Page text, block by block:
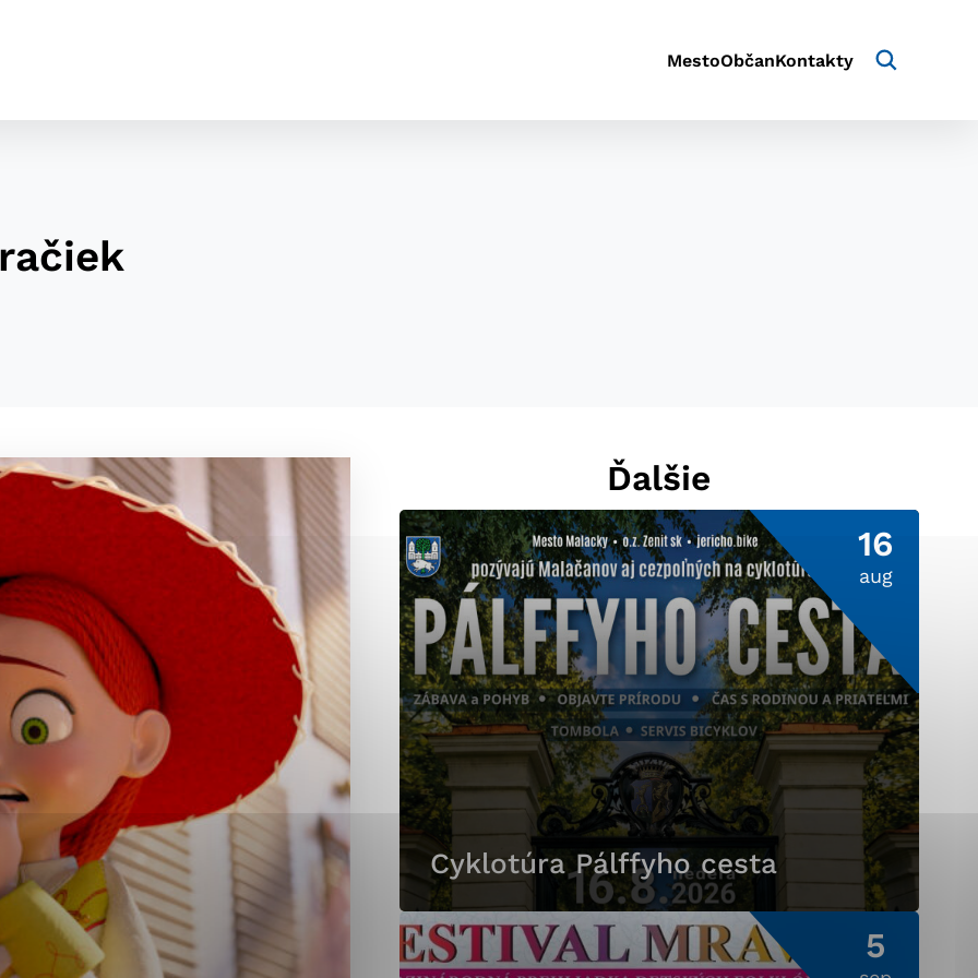
MestoObčanKontakty
Ďalšie
16
aug
Cyklotúra Pálffyho cesta
5
ktorú chcete povoliť
pre prevádzku nevyhnutné a pomáhajú urobiť webové stránky uplatniteľnými
funkcie, ako je navigácia na stránke a prístup k zabezpečeným oblastiam webovej
cookie nemôže web správne fungovať.
prevádzkovateľovi stránok pochopiť, ako návštevníci stránok stránku používajú,
a ponúknuť im lepšiu skúsenosť. Všetky dáta sa zbierajú anonymne a nie je
osobou.
Povoliť všetko Uložiť nastavenia Viac informácií